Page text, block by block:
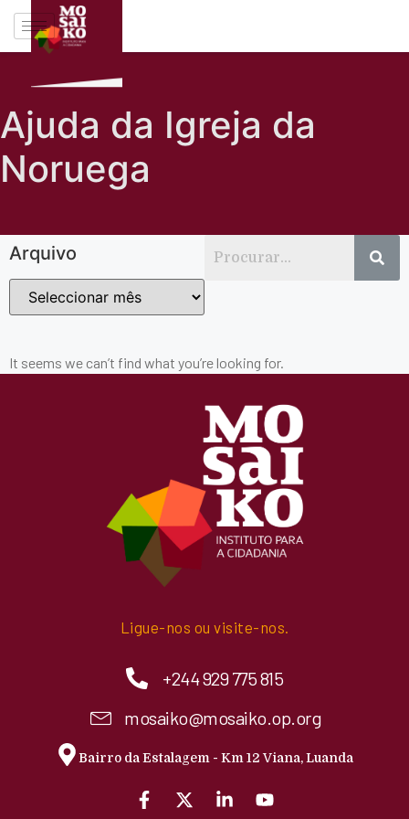
Ajuda da Igreja da
Noruega
Arquivo
It seems we can’t find what you’re looking for.
Ligue-nos ou visite-nos.
+244 929 775 815
mosaiko@mosaiko.op.org
Bairro da Estalagem - Km 12 Viana, Luanda